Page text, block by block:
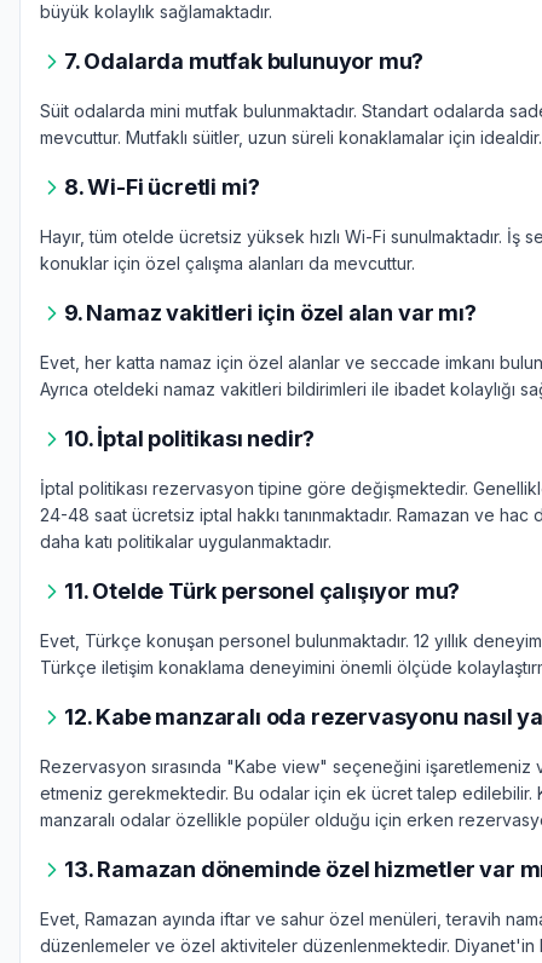
büyük kolaylık sağlamaktadır.
7. Odalarda mutfak bulunuyor mu?
Süit odalarda mini mutfak bulunmaktadır. Standart odalarda
mevcuttur. Mutfaklı süitler, uzun süreli konaklamalar için idealdir.
8. Wi-Fi ücretli mi?
Hayır, tüm otelde ücretsiz yüksek hızlı Wi-Fi sunulmaktadır. İş
konuklar için özel çalışma alanları da mevcuttur.
9. Namaz vakitleri için özel alan var mı?
Evet, her katta namaz için özel alanlar ve seccade imkanı
Ayrıca oteldeki namaz vakitleri bildirimleri ile ibadet kolaylığı
10. İptal politikası nedir?
İptal politikası rezervasyon tipine göre değişmektedir.
24-48 saat ücretsiz iptal hakkı tanınmaktadır. Ramazan ve hac
daha katı politikalar uygulanmaktadır.
11. Otelde Türk personel çalışıyor mu?
Evet, Türkçe konuşan personel bulunmaktadır. 12 yıllık
Türkçe iletişim konaklama deneyimini önemli ölçüde
12. Kabe manzaralı oda rezervasyonu nasıl
Rezervasyon sırasında "Kabe view" seçeneğini işaretlemeniz
etmeniz gerekmektedir. Bu odalar için ek ücret talep edilebilir.
manzaralı odalar özellikle popüler olduğu için erken
13. Ramazan döneminde özel hizmetler var
Evet, Ramazan ayında iftar ve sahur özel menüleri, teravih
düzenlemeler ve özel aktiviteler düzenlenmektedir. Diyanet'in